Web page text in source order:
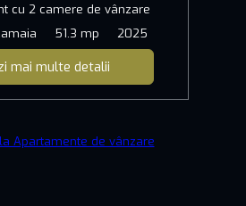
cu 2 camere de vânzare
51.3 mp 2025
mai multe detalii
Apartamente de vânzare